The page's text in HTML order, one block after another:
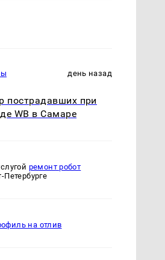
день назад
пострадавших при
WB в Самаре
ремонт робот
Петербурге
на отлив